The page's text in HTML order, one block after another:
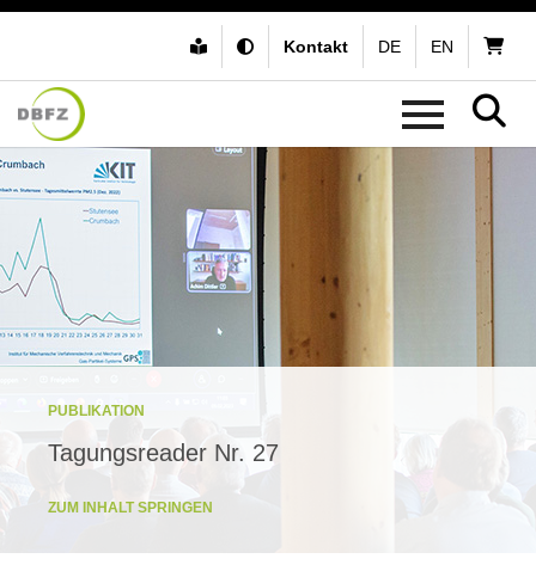
Kontakt DE EN
PUBLIKATION
Tagungsreader Nr. 27
ZUM INHALT SPRINGEN